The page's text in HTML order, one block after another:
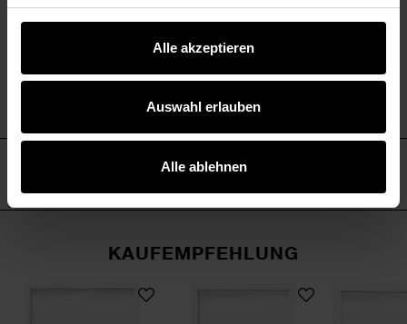
Alle akzeptieren
Auswahl erlauben
Alle ablehnen
Größe: 34 x 32 mm
Inhalt: 20 Stück
in zwei Farben erhältlich
KAUFEMPFEHLUNG
groß weiß 38x52mm 12 Stück
Gästebuch Rahmen Gästebuch Rahmen